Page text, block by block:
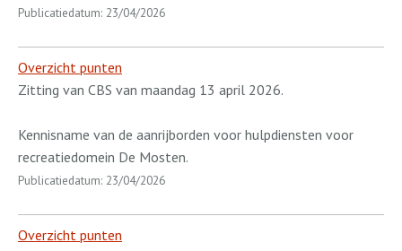
Publicatiedatum: 23/04/2026
Overzicht punten
Zitting van CBS van maandag 13 april 2026.
Kennisname van de aanrijborden voor hulpdiensten voor
recreatiedomein De Mosten.
Publicatiedatum: 23/04/2026
Overzicht punten